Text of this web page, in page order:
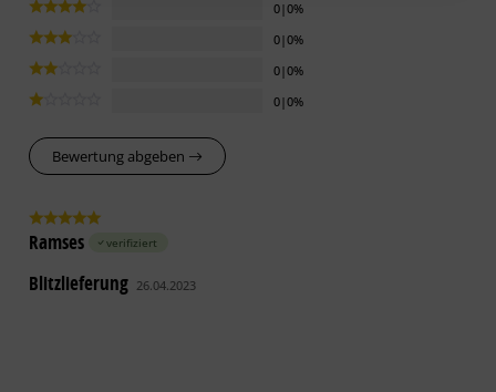
0|0%
0|0%
0|0%
0|0%
Bewertung abgeben
Ramses verifiziert
Blitzlieferung 26.04.2023